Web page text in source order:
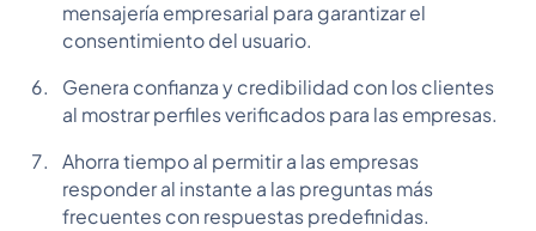
mensajería empresarial para garantizar el
consentimiento del usuario.
Genera confianza y credibilidad con los clientes
al mostrar perfiles verificados para las empresas.
Ahorra tiempo al permitir a las empresas
responder al instante a las preguntas más
frecuentes con respuestas predefinidas.